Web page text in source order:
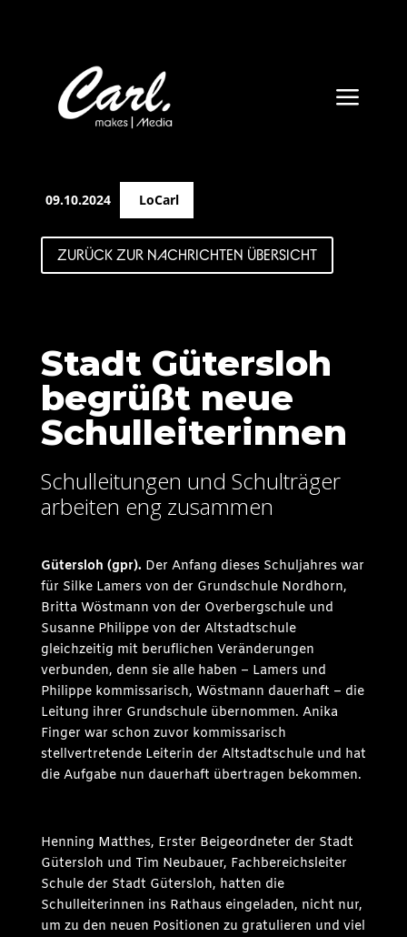
a
09.10.2024 LoCarl
ZURÜCK ZUR NACHRICHTEN ÜBERSICHT
Stadt Gütersloh
begrüßt neue
Schulleiterinnen
Schulleitungen und Schulträger
arbeiten eng zusammen
Gütersloh (gpr). Der Anfang dieses Schuljahres war
für Silke Lamers von der Grundschule Nordhorn,
Britta Wöstmann von der Overbergschule und
Susanne Philippe von der Altstadtschule
gleichzeitig mit beruflichen Veränderungen
verbunden, denn sie alle haben – Lamers und
Philippe kommissarisch, Wöstmann dauerhaft – die
Leitung ihrer Grundschule übernommen. Anika
Finger war schon zuvor kommissarisch
stellvertretende Leiterin der Altstadtschule und hat
die Aufgabe nun dauerhaft übertragen bekommen.
Henning Matthes, Erster Beigeordneter der Stadt
Gütersloh und Tim Neubauer, Fachbereichsleiter
Schule der Stadt Gütersloh, hatten die
Schulleiterinnen ins Rathaus eingeladen, nicht nur,
um zu den neuen Positionen zu gratulieren und viel